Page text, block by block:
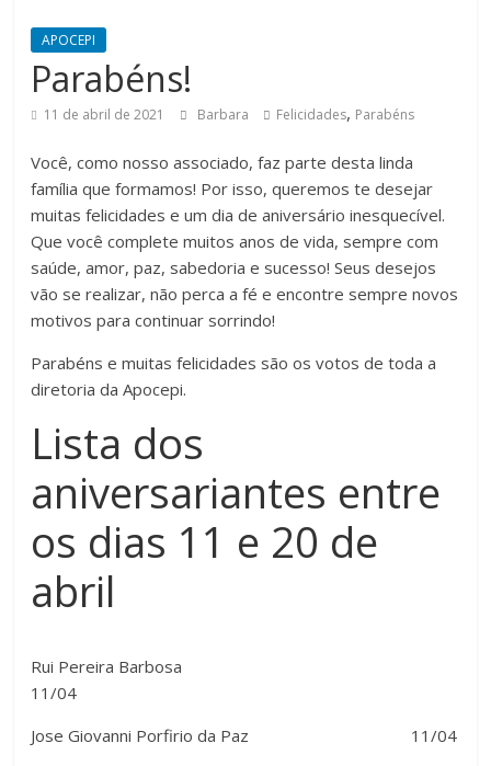
APOCEPI
Parabéns!
11 de abril de 2021 Barbara Felicidades, Parabéns
Você, como nosso associado, faz parte desta linda
família que formamos! Por isso, queremos te desejar
muitas felicidades e um dia de aniversário inesquecível.
Que você complete muitos anos de vida, sempre com
saúde, amor, paz, sabedoria e sucesso! Seus desejos
vão se realizar, não perca a fé e encontre sempre novos
motivos para continuar sorrindo!
Parabéns e muitas felicidades são os votos de toda a
diretoria da Apocepi.
Lista dos
aniversariantes entre
os dias 11 e 20 de
abril
Rui Pereira Barbosa
11/04
Jose Giovanni Porfirio da Paz 11/04